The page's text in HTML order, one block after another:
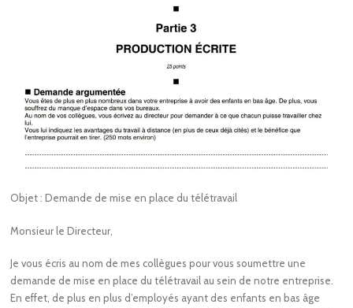
Objet : Demande de mise en place du télétravail
Monsieur le Directeur,
Je vous écris au nom de mes collègues pour vous soumettre une
demande de mise en place du télétravail au sein de notre entreprise.
En effet, de plus en plus d’employés ayant des enfants en bas âge